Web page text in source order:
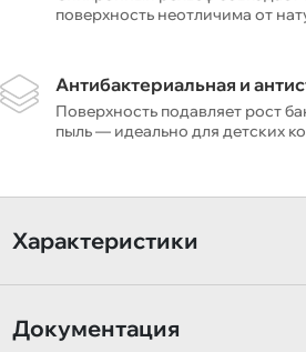
поверхность неотличима от
Антибактериальная и
Поверхность подавляет рост
пыль — идеально для детских
Характеристики
Документация